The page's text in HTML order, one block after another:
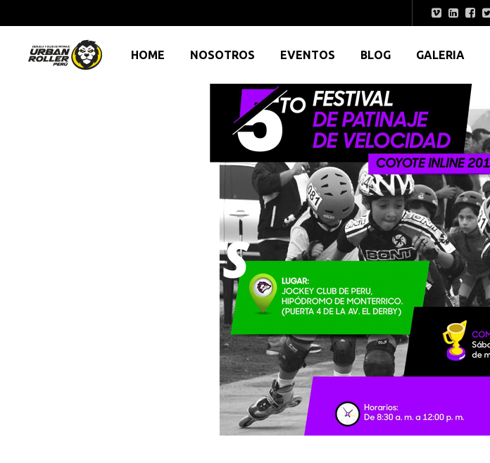
HOME NOSOTROS EVENTOS BLOG GALERIA
EVENTS